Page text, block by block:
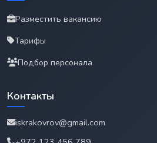
Разместить вакансию
Тарифы
Подбор персонала
Контакты
iskrakovrov@gmail.com